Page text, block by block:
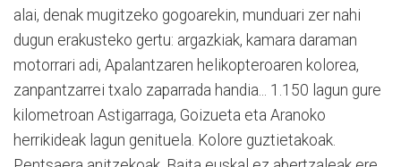
alai, denak mugitzeko gogoarekin, munduari zer nahi
dugun erakusteko gertu: argazkiak, kamara daraman
motorrari adi, Apalantzaren helikopteroaren kolorea,
zanpantzarrei txalo zaparrada handia... 1.150 lagun gure
kilometroan Astigarraga, Goizueta eta Aranoko
herrikideak lagun genituela. Kolore guztietakoak.